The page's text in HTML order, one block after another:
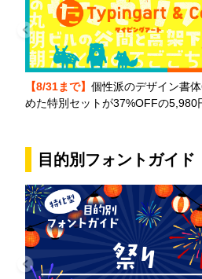
【8/31まで】 個性派のデザイン書
めた特別セットが37%OFFの5,980
目的別フォントガイド